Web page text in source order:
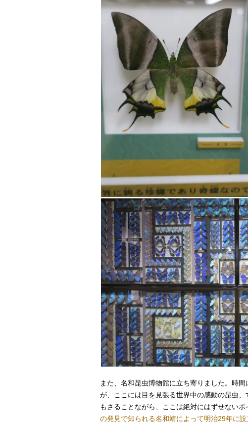
また、名和昆虫博物館に立ち寄りました。時
が、ここには目を見張る世界中の感動の昆虫
もさることながら、ここは絶対にはずせない
の発見で知られる名和靖によって明治29年に